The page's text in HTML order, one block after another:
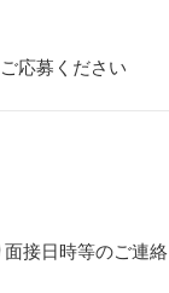
応募ください
面接日時等のご連絡